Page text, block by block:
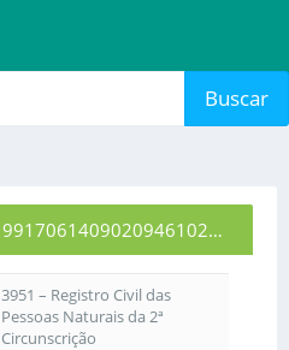
Buscar
Resultado da Busca: 01991706140902094610258
3951 – Registro Civil das
Pessoas Naturais da 2ª
Circunscrição